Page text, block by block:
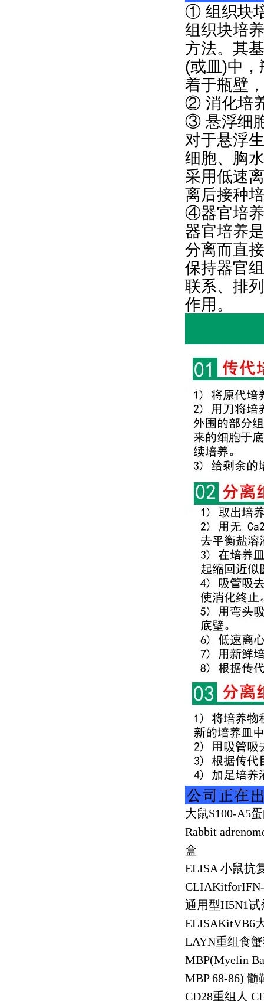
① 组织块
组织块培
方法。其
(或皿)中
着于瓶壁
② 消化培
③ 悬浮细
对于悬浮
细胞、胸
采用低速
离后接种
④器官培养
器官培养
分离而直
保持器官
联系、排
作用。
大鼠S100-A5
Rabbit
盒
ELISA 小鼠抗
通用型H5N1试
ELISAKitVB6
LAYN重组食
MBP(Myelin
MBP 68-86) 髓
CD28重组人